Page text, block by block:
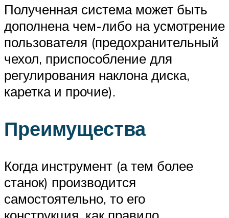
Полученная система может быть
дополнена чем-либо на усмотрение
пользователя (предохранительный
чехол, приспособление для
регулирования наклона диска,
каретка и прочие).
Преимущества
Когда инструмент (а тем более
станок) производится
самостоятельно, то его